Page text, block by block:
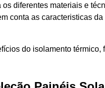
os diferentes materiais e
conta as caracteristicas
do isolamento térmico,